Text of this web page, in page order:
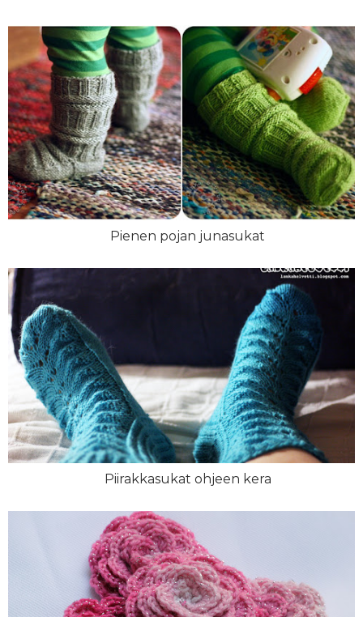
Pienen pojan junasukat
Piirakkasukat ohjeen kera